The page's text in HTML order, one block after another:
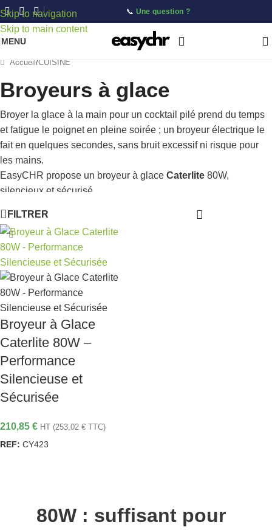
Skip to navigation
Skip to main content
📞 Une question ?
MENU
Accueil/CUISINE
Broyeurs à glace
Broyer la glace à la main pour un cocktail pilé prend du temps
et fatigue le poignet en pleine soirée ; un broyeur électrique le
fait en quelques secondes, sans bruit excessif ni risque pour
les mains.
EasyCHR propose un broyeur à glace Caterlite 80W,
silencieux et sécurisé.
FILTRER
Broyeur à Glace
Caterlite 80W –
Performance
Silencieuse et
Sécurisée
210,85 € HT (253,02 € TTC)
REF: CY423
80W : suffisant pour